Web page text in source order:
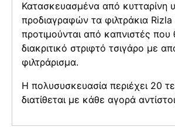
Κατασκευασμένα από κυτταρίνη
προδιαγραφών τα φιλτράκια
προτιμούνται από καπνιστές
διακριτικό στριφτό τσιγάρο με
φιλτράρισμα.
Η πολυσυσκευασία περιέχει 20
διατίθεται με κάθε αγορά